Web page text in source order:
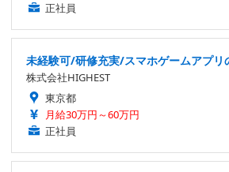
正社員
未経験可/研修充実/スマホゲームアプリ
株式会社HIGHEST
東京都
月給30万円～60万円
正社員